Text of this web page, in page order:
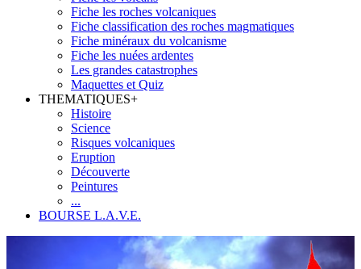
Fiche les roches volcaniques
Fiche classification des roches magmatiques
Fiche minéraux du volcanisme
Fiche les nuées ardentes
Les grandes catastrophes
Maquettes et Quiz
THEMATIQUES+
Histoire
Science
Risques volcaniques
Eruption
Découverte
Peintures
...
BOURSE L.A.V.E.